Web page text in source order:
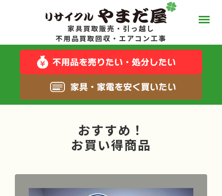
家具買取販売・引っ越し
不用品買取回収・エアコン工事
おすすめ！
お買い得商品
やまだ屋って？
スタッフブログ
キャンペーン一覧
サービス一覧
料金について